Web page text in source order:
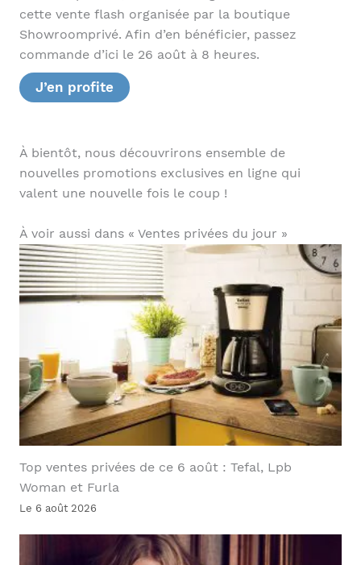
cette vente flash organisée par la boutique
Showroomprivé. Afin d’en bénéficier, passez
commande d’ici le 26 août à 8 heures.
J’en profite
À bientôt, nous découvrirons ensemble de
nouvelles promotions exclusives en ligne qui
valent une nouvelle fois le coup !
À voir aussi dans « Ventes privées du jour »
Top ventes privées de ce 6 août : Tefal, Lpb
Woman et Furla
Le 6 août 2026